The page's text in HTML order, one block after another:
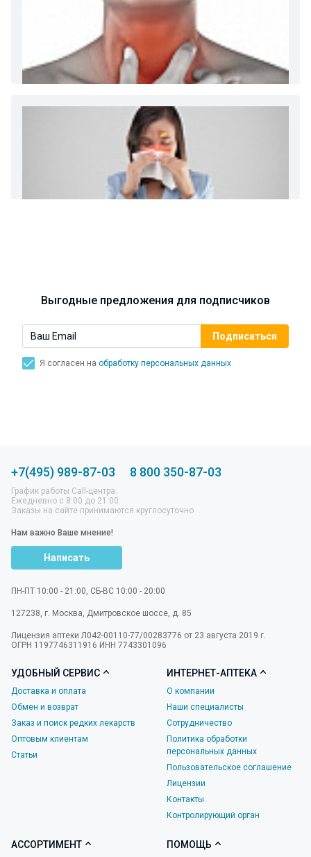
Диета 7 стол при заболеваниях почек (острый и
Ларингит: все о ларингите и его лечении. Как
спасти свой голос.
Выгодные предложения для подписчиков
Я согласен на обработку персональных данных
+7(495) 989-87-03 8 800 350-87-03
График работы Call-центра:
Ежедневно с 8:00 до 21:00
Заказы на сайте принимаются круглосуточно
Нам важно Ваше мнение!
Написать
ПН-ПТ 10:00 - 21:00, СБ-ВС 10:00 - 20:00
127238 г. Москва Дмитровское шоссе, д. 85
Лицензия аптеки Л042-00110-77/00283776 от 23 августа 2019 г.
ОГРН 1197746311916 ИНН 7743301096
УДОБНЫЙ СЕРВИС
Доставка и оплата
Обмен и возврат
Заказ и поиск редких лекарств
Оптовым клиентам
Статьи
ИНТЕРНЕТ-АПТЕКА
О компании
Наши специалисты
Сотрудничество
Политика обработки
персональных данных
Пользовательское соглашение
Лицензии
Контакты
Контролирующий орган
АССОРТИМЕНТ ПОМОЩЬ